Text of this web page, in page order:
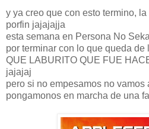
y ya creo que con esto termino,
porfin jajajajja
esta semana en Persona No
por terminar con lo que queda de
QUE LABURITO QUE FUE
jajajaj
pero si no empesamos no vamos
pongamonos en marcha de una